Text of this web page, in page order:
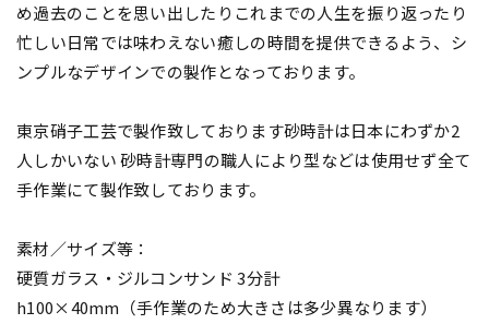
め過去のことを思い出したりこれまでの人生を振り返ったり
忙しい日常では味わえない癒しの時間を提供できるよう、シ
ンプルなデザインでの製作となっております。
東京硝子工芸で製作致しております砂時計は日本にわずか2
人しかいない 砂時計専門の職人により型などは使用せず全て
手作業にて製作致しております。
素材／サイズ等：
硬質ガラス・ジルコンサンド 3分計
h100×40mm（手作業のため大きさは多少異なります）